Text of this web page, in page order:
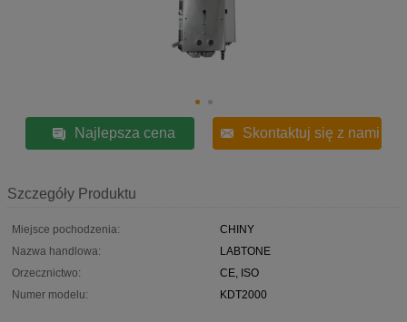
Najlepsza cena Skontaktuj się z nami
Szczegóły Produktu
Miejsce pochodzenia:
CHINY
Nazwa handlowa:
LABTONE
Orzecznictwo:
CE, ISO
Numer modelu:
KDT2000